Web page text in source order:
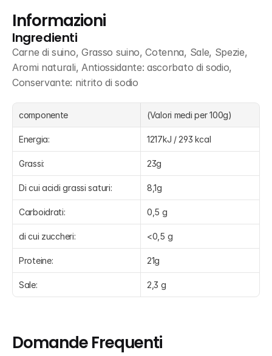
Informazioni
Ingredienti
Carne di suino, Grasso suino, Cotenna, Sale, Spezie,
Aromi naturali, Antiossidante: ascorbato di sodio,
Conservante: nitrito di sodio
componente (Valori medi per 100g)
Energia: 1217kJ / 293 kcal
Grassi: 23g
Di cui acidi grassi saturi: 8,1g
Carboidrati: 0,5 g
di cui zuccheri: <0,5 g
Proteine: 21g
Sale: 2,3 g
Domande Frequenti